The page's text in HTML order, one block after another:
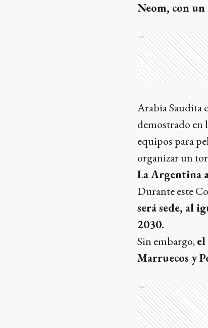
Neom, con
Ads
Arabia Saudita
demostrado en
equipos para
organizar un
La Argentina
Durante este
será sede, al
2030.
Sin embargo,
Marruecos y
Ads